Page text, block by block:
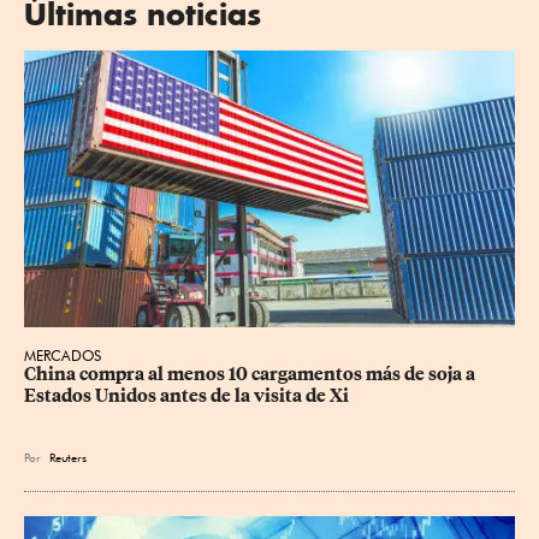
Últimas noticias
MERCADOS
China compra al menos 10 cargamentos más de soja a
Estados Unidos antes de la visita de Xi
Por Reuters